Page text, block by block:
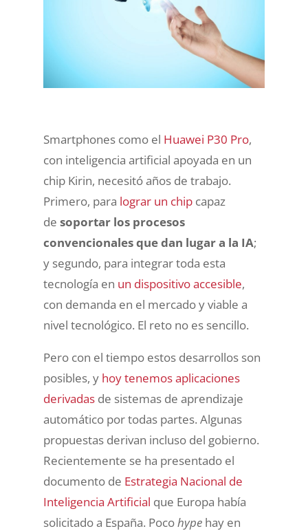
Smartphones como el Huawei P30 Pro,
con inteligencia artificial apoyada en un
chip Kirin, necesitó años de trabajo.
Primero, para lograr un chip capaz
de soportar los procesos
convencionales que dan lugar a la IA;
y segundo, para integrar toda esta
tecnología en un dispositivo accesible,
con demanda en el mercado y viable a
nivel tecnológico. El reto no es sencillo.
Pero con el tiempo estos desarrollos son
posibles, y hoy tenemos aplicaciones
derivadasde sistemas de aprendizaje
automático por todas partes. Algunas
propuestas derivan incluso del gobierno.
Recientemente se ha presentado el
documento de Estrategia Nacional de
Inteligencia Artificial que Europa había
solicitado a España. Pocohypehay en